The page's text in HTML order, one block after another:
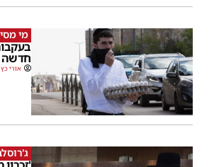
מי
חדשה
אורי כץ